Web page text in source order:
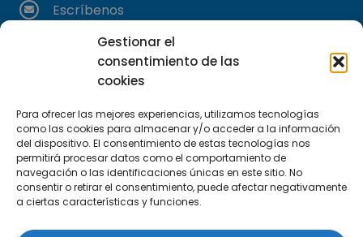
Gestionar el
consentimiento de las
cookies
Para ofrecer las mejores experiencias, utilizamos tecnologías
como las cookies para almacenar y/o acceder a la información
del dispositivo. El consentimiento de estas tecnologías nos
permitirá procesar datos como el comportamiento de
navegación o las identificaciones únicas en este sitio. No
consentir o retirar el consentimiento, puede afectar negativamente
a ciertas características y funciones.
Escríbenos
info@apte.org
Encuéntranos
29590 Campanillas, Málaga